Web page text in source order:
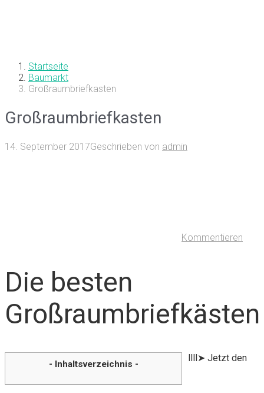
Startseite
Baumarkt
Großraumbriefkasten
Großraumbriefkasten
14. September 2017Geschrieben von admin
Kommentieren
Die besten
Großraumbriefkästen
- Inhaltsverzeichnis -
llll➤ Jetzt den